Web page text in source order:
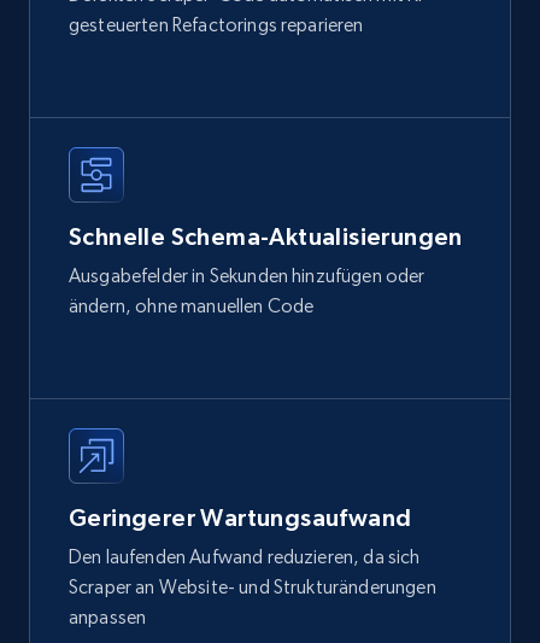
gesteuerten Refactorings reparieren
Schnelle Schema-Aktualisierungen
Ausgabefelder in Sekunden hinzufügen oder
ändern, ohne manuellen Code
Geringerer Wartungsaufwand
Den laufenden Aufwand reduzieren, da sich
Scraper an Website- und Strukturänderungen
anpassen